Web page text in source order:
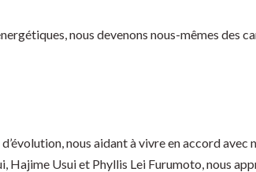
nous devenons nous-mêmes des
nous aidant à vivre en accord
Usui et Phyllis Lei Furumoto, nous